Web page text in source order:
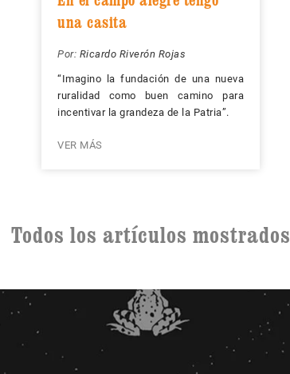
una casita
Por: Ricardo Riverón Rojas
“Imagino la fundación de una nueva
ruralidad como buen camino para
incentivar la grandeza de la Patria”.
VER MÁS
Todos los artículos mostrados